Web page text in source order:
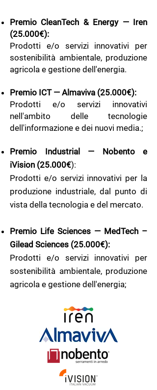
Premio CleanTech & Energy — Iren
(25.000€):
Prodotti e/o servizi innovativi per
sostenibilità ambientale, produzione
agricola e gestione dell'energia.
Premio ICT — Almaviva (25.000€):
Prodotti e/o servizi innovativi
nell'ambito delle tecnologie
dell'informazione e dei nuovi media.;
Premio Industrial — Nobento e
iVision (25.000€):
Prodotti e/o servizi innovativi per la
produzione industriale, dal punto di
vista della tecnologia e del mercato.
Premio Life Sciences — MedTech –
Gilead Sciences (25.000€):
Prodotti e/o servizi innovativi per
sostenibilità ambientale, produzione
agricola e gestione dell'energia;